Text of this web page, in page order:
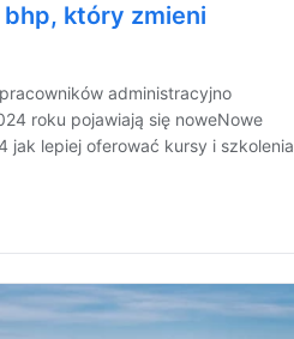
który zmieni
administracyjno
roku pojawiają się noweNowe
jak lepiej oferować kursy i szkolenia